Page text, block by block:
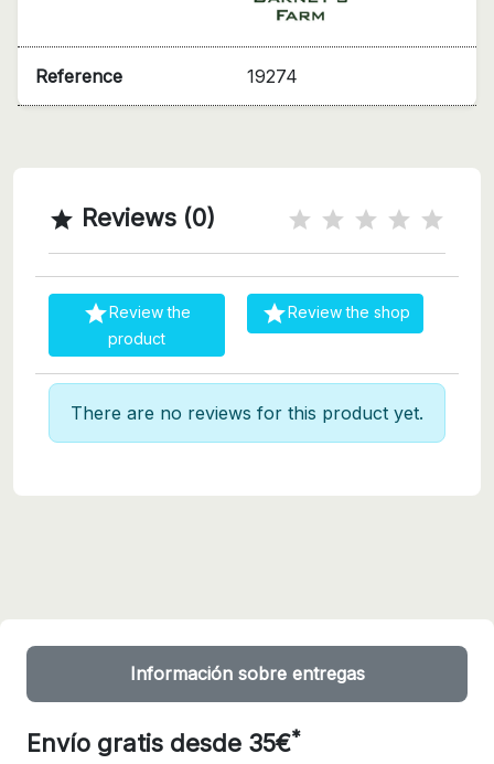
Reference 19274
 Reviews (0)
Review the
product
Review the shop
There are no reviews for this product yet.
Información sobre entregas
Envío gratis desde 35€*